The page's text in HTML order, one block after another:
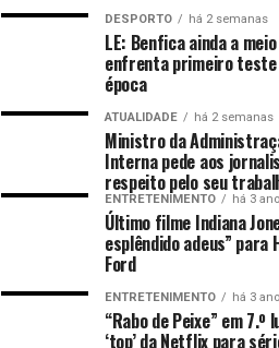
DESPORTO há 2 semanas
LE: Benfica ainda a
enfrenta primeiro teste
época
ATUALIDADE há 2 semanas
Ministro da
Interna pede aos
respeito pelo seu
ENTRETENIMENTO há 3
Último filme Indiana
esplêndido adeus” para
Ford
ENTRETENIMENTO há 3
“Rabo de Peixe” em 7.º
‘top’ da Netflix para